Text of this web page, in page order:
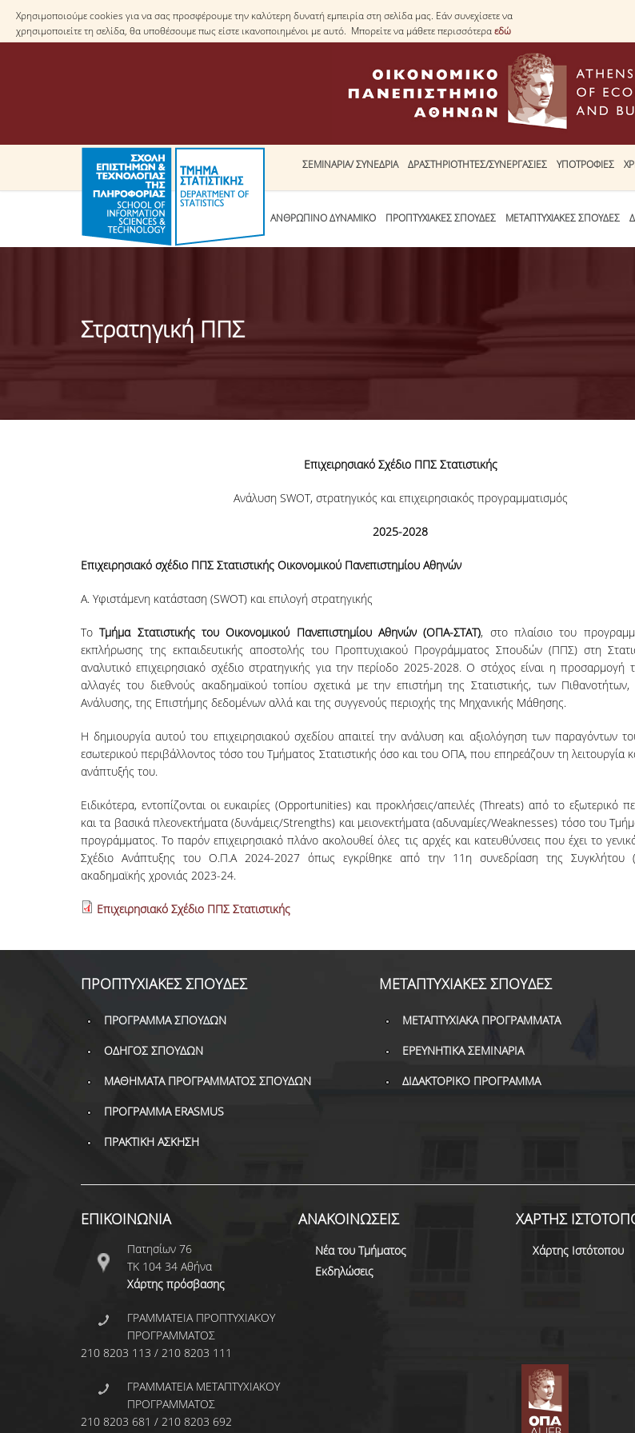
Χρησιμοποιούμε cookies για να σας προσφέρουμε την καλύτερη δυνατή εμπειρία στη σελίδα μας. Εάν συνεχίσετε να
χρησιμοποιείτε τη σελίδα, θα υποθέσουμε πως είστε ικανοποιημένοι με αυτό. Μπορείτε να μάθετε περισσότεραεδώ
ΣΕΜΙΝΑΡΙΑ/ ΣΥΝΕΔΡΙΑ ΔΡΑΣΤΗΡΙΟΤΗΤΕΣ/ΣΥΝΕΡΓΑΣΙΕΣ ΥΠΟΤΡΟΦΙΕΣ
ΑΝΘΡΩΠΙΝΟ ΔΥΝΑΜΙΚΟ ΠΡΟΠΤΥΧΙΑΚΕΣ ΣΠΟΥΔΕΣ ΜΕΤΑΠΤΥΧΙΑΚΕΣ ΣΠΟΥΔΕΣ
Στρατηγική ΠΠΣ
Επιχειρησιακό Σχέδιο ΠΠΣ Στατιστικής
Ανάλυση SWOT, στρατηγικός και επιχειρησιακός προγραμματισμός
2025-2028
Επιχειρησιακό σχέδιο ΠΠΣ Στατιστικής Οικονομικού Πανεπιστημίου Αθηνών
Α. Υφιστάμενη κατάσταση (SWOT) και επιλογή στρατηγικής
ΤοΤμήμα Στατιστικής του Οικονομικού Πανεπιστημίου Αθηνών (ΟΠΑ-ΣΤΑΤ), στο πλαίσιο του
εκπλήρωσης της εκπαιδευτικής αποστολής του Προπτυχιακού Προγράμματος Σπουδών (ΠΠΣ) στη
αναλυτικό επιχειρησιακό σχέδιο στρατηγικής για την περίοδο 2025-2028. Ο στόχος είναι η προσαρμογή
αλλαγές του διεθνούς ακαδημαϊκού τοπίου σχετικά με την επιστήμη της Στατιστικής, των Πιθανοτήτων,
Ανάλυσης, της Επιστήμης δεδομένων αλλά και της συγγενούς περιοχής της Μηχανικής Μάθησης.
Η δημιουργία αυτού του επιχειρησιακού σχεδίου απαιτεί την ανάλυση και αξιολόγηση των παραγόντων
εσωτερικού περιβάλλοντος τόσο του Τμήματος Στατιστικής όσο και του ΟΠΑ, που επηρεάζουν τη λειτουργία
ανάπτυξής του.
Ειδικότερα, εντοπίζονται οι ευκαιρίες (Opportunities) και προκλήσεις/απειλές (Threats) από το εξωτερικό
και τα βασικά πλεονεκτήματα (δυνάμεις/Strengths) και μειονεκτήματα (αδυναμίες/Weaknesses) τόσο του
προγράμματος. Το παρόν επιχειρησιακό πλάνο ακολουθεί όλες τις αρχές και κατευθύνσεις που έχει το
Σχέδιο Ανάπτυξης του Ο.Π.Α 2024-2027 όπως εγκρίθηκε από την 11η συνεδρίαση της Συγκλήτου
ακαδημαϊκής χρονιάς 2023-24.
Επιχειρησιακό Σχέδιο ΠΠΣ Στατιστικής
ΠΡΟΠΤΥΧΙΑΚΕΣ ΣΠΟΥΔΕΣ
ΠΡΟΓΡΑΜΜΑ ΣΠΟΥΔΩΝ
ΟΔΗΓΟΣ ΣΠΟΥΔΩΝ
ΜΑΘΗΜΑΤΑ ΠΡΟΓΡΑΜΜΑΤΟΣ ΣΠΟΥΔΩΝ
ΠΡΟΓΡΑΜΜΑ ERASMUS
ΠΡΑΚΤΙΚΗ ΑΣΚΗΣΗ
ΜΕΤΑΠΤΥΧΙΑΚΕΣ ΣΠΟΥΔΕΣ
ΜΕΤΑΠΤΥΧΙΑΚΑ ΠΡΟΓΡΑΜΜΑΤΑ
ΕΡΕΥΝΗΤΙΚΑ ΣΕΜΙΝΑΡΙΑ
ΔΙΔΑΚΤΟΡΙΚΟ ΠΡΟΓΡΑΜΜΑ
ΕΠΙΚΟΙΝΩΝΙΑ
Πατησίων 76
ΤΚ 104 34 Αθήνα
Χάρτης πρόσβασης
ΓΡΑΜΜΑΤΕΙΑ ΠΡΟΠΤΥΧΙΑΚΟΥ
ΠΡΟΓΡΑΜΜΑΤΟΣ
210 8203 113 / 210 8203 111
ΓΡΑΜΜΑΤΕΙΑ ΜΕΤΑΠΤΥΧΙΑΚΟΥ
ΠΡΟΓΡΑΜΜΑΤΟΣ
210 8203 681 / 210 8203 692
ΑΝΑΚΟΙΝΩΣΕΙΣ
Νέα του Τμήματος
Εκδηλώσεις
ΧΑΡΤΗΣ
Χάρτης Ιστότοπου